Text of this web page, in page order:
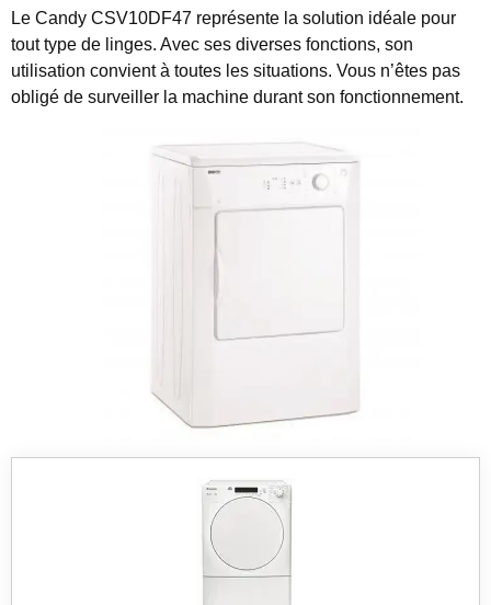
Le Candy CSV10DF47 représente la solution idéale pour
tout type de linges. Avec ses diverses fonctions, son
utilisation convient à toutes les situations. Vous n’êtes pas
obligé de surveiller la machine durant son fonctionnement.